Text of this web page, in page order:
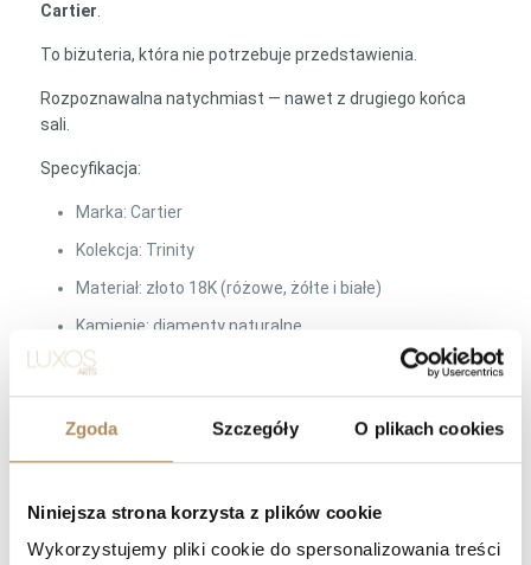
Zgoda Szczegóły O plikach cookies
Niniejsza strona korzysta z plików cookie
Wykorzystujemy pliki cookie do spersonalizowania treści
Cartier
To biżuteria, która nie potrzebuje przedstawienia.
Rozpoznawalna natychmiast — nawet z drugiego końca
sali.
Specyfikacja:
Marka: Cartier
Kolekcja: Trinity
Materiał: złoto 18K (różowe, żółte i białe)
Kamienie: diamenty naturalne
Łączna masa diamentów: ca. 2,00 ct
Rozmiar: 55 (15)
Masa: 11 g
Stan: bardzo dobry
Zestaw: oryginalne pudełko Cartier